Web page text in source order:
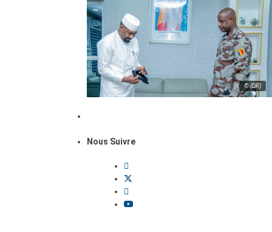
© (DR)
Nous Suivre